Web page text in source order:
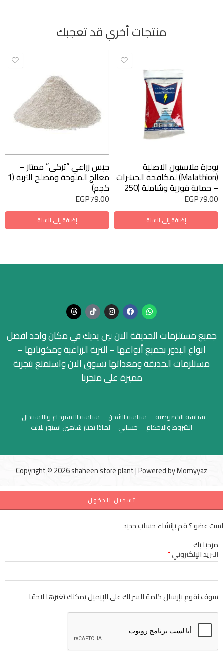
منتجات أخري قد تعجبك
بودرة ملاسيون الاصلية
(Malathion) لمكافحة الحشرات
– حماية فورية وشاملة (250
جرام) EGP79.00
إضافة إلى السلة
جبس زراعي “تركي” ممتاز –
معالج الملوحة ومصلح التربة (1
كجم)
EGP79.00
إضافة إلى السلة
جميع مستلزمات الحديقة الان بين يديك في مكان واحد افضل
انواع البذور بجميع أنواعها – التربة الزراعية ومكوناتها –
مستلزمات الحديقة ومعداتها تسوق الان واستمتع بتجربة
مميزة على متجرنا
سياسة الخصوصية سياسة الشحن
سياسة الاسترجاع والاستبدال
الشروط والاحكام
حسابي لماذا تختار شاهين استور بلانت
Copyright © 2026 shaheen store plant | Powered byMomyyaz
تسجيل الدخول
لست عضو ؟قم بإنشاء حساب جديد
مرحبا بك
البريد الإلكتروني*
سوف نقوم بإرسال كلمة السر لك علي الإيميل يمكنك تغيرها لاحقا